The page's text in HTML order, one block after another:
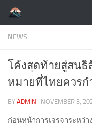
Skip to content
NEWS
โค้งสุดท้ายสู่สน
หมายที่ไทยควรก
BY ADMIN · NOVEMBER 3,
ก่อนหน้าการเจรจาระหว่